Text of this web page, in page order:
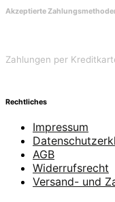
Akzeptierte
Zahlungen per
Rechtliches
Impressum
AGB
Widerrufsrecht
Versand- und